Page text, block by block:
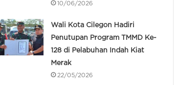
10/06/2026
Wali Kota Cilegon Hadiri
Penutupan Program TMMD Ke-
128 di Pelabuhan Indah Kiat
Merak
22/05/2026